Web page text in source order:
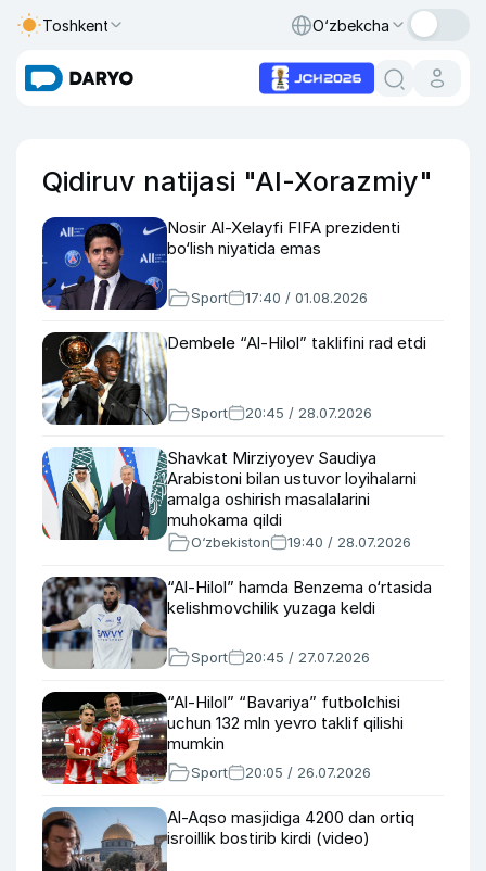
Toshkent O‘zbekcha
Qidiruv natijasi "Al-Xorazmiy"
Nosir Al-Xelayfi FIFA prezidenti
bo‘lish niyatida emas
Sport 17:40 / 01.08.2026
Dembele “Al-Hilol” taklifini rad etdi
Sport 20:45 / 28.07.2026
Shavkat Mirziyoyev Saudiya
Arabistoni bilan ustuvor loyihalarni
amalga oshirish masalalarini
muhokama qildi
O‘zbekiston 19:40 / 28.07.2026
“Al-Hilol” hamda Benzema o‘rtasida
kelishmovchilik yuzaga keldi
Sport 20:45 / 27.07.2026
“Al-Hilol” “Bavariya” futbolchisi
uchun 132 mln yevro taklif qilishi
mumkin
Sport 20:05 / 26.07.2026
Al-Aqso masjidiga 4200 dan ortiq
isroillik bostirib kirdi (video)